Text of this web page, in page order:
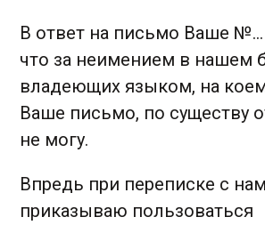
В ответ на письмо Ваше
что за неимением в нашем
владеющих языком, на
Ваше письмо, по существу
не могу.
Впредь при переписке с
приказываю пользоваться